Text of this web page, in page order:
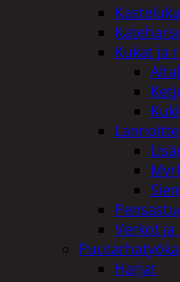
Kukat ja
Verkot ja
Harjat